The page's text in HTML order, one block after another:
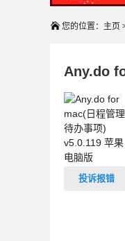
您的位置： 主页
Any.do
投诉报错